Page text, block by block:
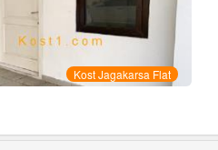
Kost Jagakarsa Flat